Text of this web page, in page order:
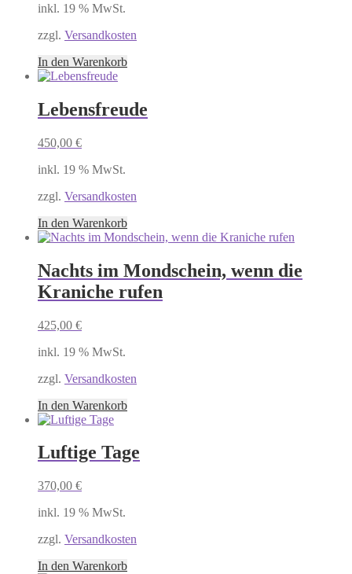
inkl. 19 % MwSt.
zzgl. Versandkosten
In den Warenkorb
Lebensfreude
450,00 €
inkl. 19 % MwSt.
zzgl. Versandkosten
In den Warenkorb
Nachts im Mondschein, wenn die
Kraniche rufen
425,00 €
inkl. 19 % MwSt.
zzgl. Versandkosten
In den Warenkorb
Luftige Tage
370,00 €
inkl. 19 % MwSt.
zzgl. Versandkosten
In den Warenkorb